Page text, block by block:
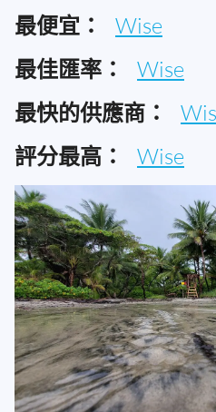
最便宜： Wise
最佳匯率： Wise
最快的供應商：
評分最高： Wise